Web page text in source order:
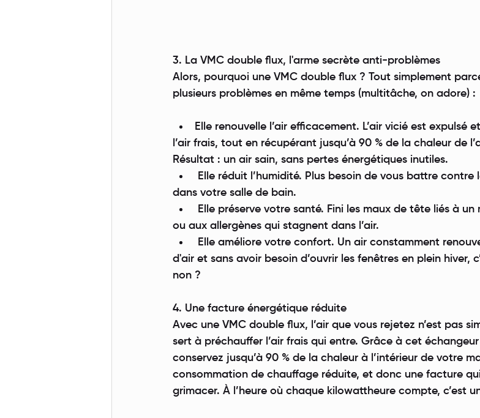
3. La VMC double flux, l'arme secrète anti-problèmes
Alors, pourquoi une VMC double flux ? Tout simplement
plusieurs problèmes en même temps (multitâche, on adore) :
Elle renouvelle l’air efficacement. L’air vicié est expulsé
l’air frais, tout en récupérant jusqu’à 90 % de la chaleur de
Résultat : un air sain, sans pertes énergétiques inutiles.
Elle réduit l’humidité. Plus besoin de vous battre contre
dans votre salle de bain.
Elle préserve votre santé. Fini les maux de tête liés à un
ou aux allergènes qui stagnent dans l’air.
Elle améliore votre confort. Un air constamment
d'air et sans avoir besoin d’ouvrir les fenêtres en plein hiver,
non ?
4. Une facture énergétique réduite
Avec une VMC double flux, l’air que vous rejetez n’est pas
sert à préchauffer l’air frais qui entre. Grâce à cet
conservez jusqu’à 90 % de la chaleur à l’intérieur de votre
consommation de chauffage réduite, et donc une facture
grimacer. À l’heure où chaque kilowattheure compte, c’est